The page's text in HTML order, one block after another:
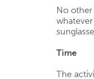
No
Time
The